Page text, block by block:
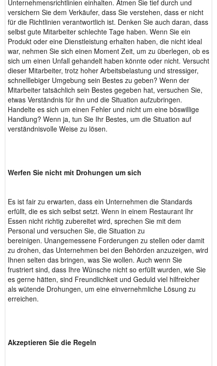
Unternehmensrichtlinien einhalten. Atmen Sie tief durch und
versichern Sie dem Verkäufer, dass Sie verstehen, dass er nicht
für die Richtlinien verantwortlich ist. Denken Sie auch daran, dass
selbst gute Mitarbeiter schlechte Tage haben. Wenn Sie ein
Produkt oder eine Dienstleistung erhalten haben, die nicht ideal
war, nehmen Sie sich einen Moment Zeit, um zu überlegen, ob es
sich um einen Unfall gehandelt haben könnte oder nicht. Versucht
dieser Mitarbeiter, trotz hoher Arbeitsbelastung und stressiger,
schnelllebiger Umgebung sein Bestes zu geben? Wenn der
Mitarbeiter tatsächlich sein Bestes gegeben hat, versuchen Sie,
etwas Verständnis für ihn und die Situation aufzubringen.
Handelte es sich um einen Fehler und nicht um eine böswillige
Handlung? Wenn ja, tun Sie Ihr Bestes, um die Situation auf
verständnisvolle Weise zu lösen.
Werfen Sie nicht mit Drohungen um sich
Es ist fair zu erwarten, dass ein Unternehmen die Standards
erfüllt, die es sich selbst setzt. Wenn in einem Restaurant Ihr
Essen nicht richtig zubereitet wird, sprechen Sie mit dem
Personal und versuchen Sie, die Situation zu
bereinigen. Unangemessene Forderungen zu stellen oder damit
zu drohen, das Unternehmen bei den Behörden anzuzeigen, wird
Ihnen selten das bringen, was Sie wollen. Auch wenn Sie
frustriert sind, dass Ihre Wünsche nicht so erfüllt wurden, wie Sie
es gerne hätten, sind Freundlichkeit und Geduld viel hilfreicher
als wütende Drohungen, um eine einvernehmliche Lösung zu
erreichen.
Akzeptieren Sie die Regeln